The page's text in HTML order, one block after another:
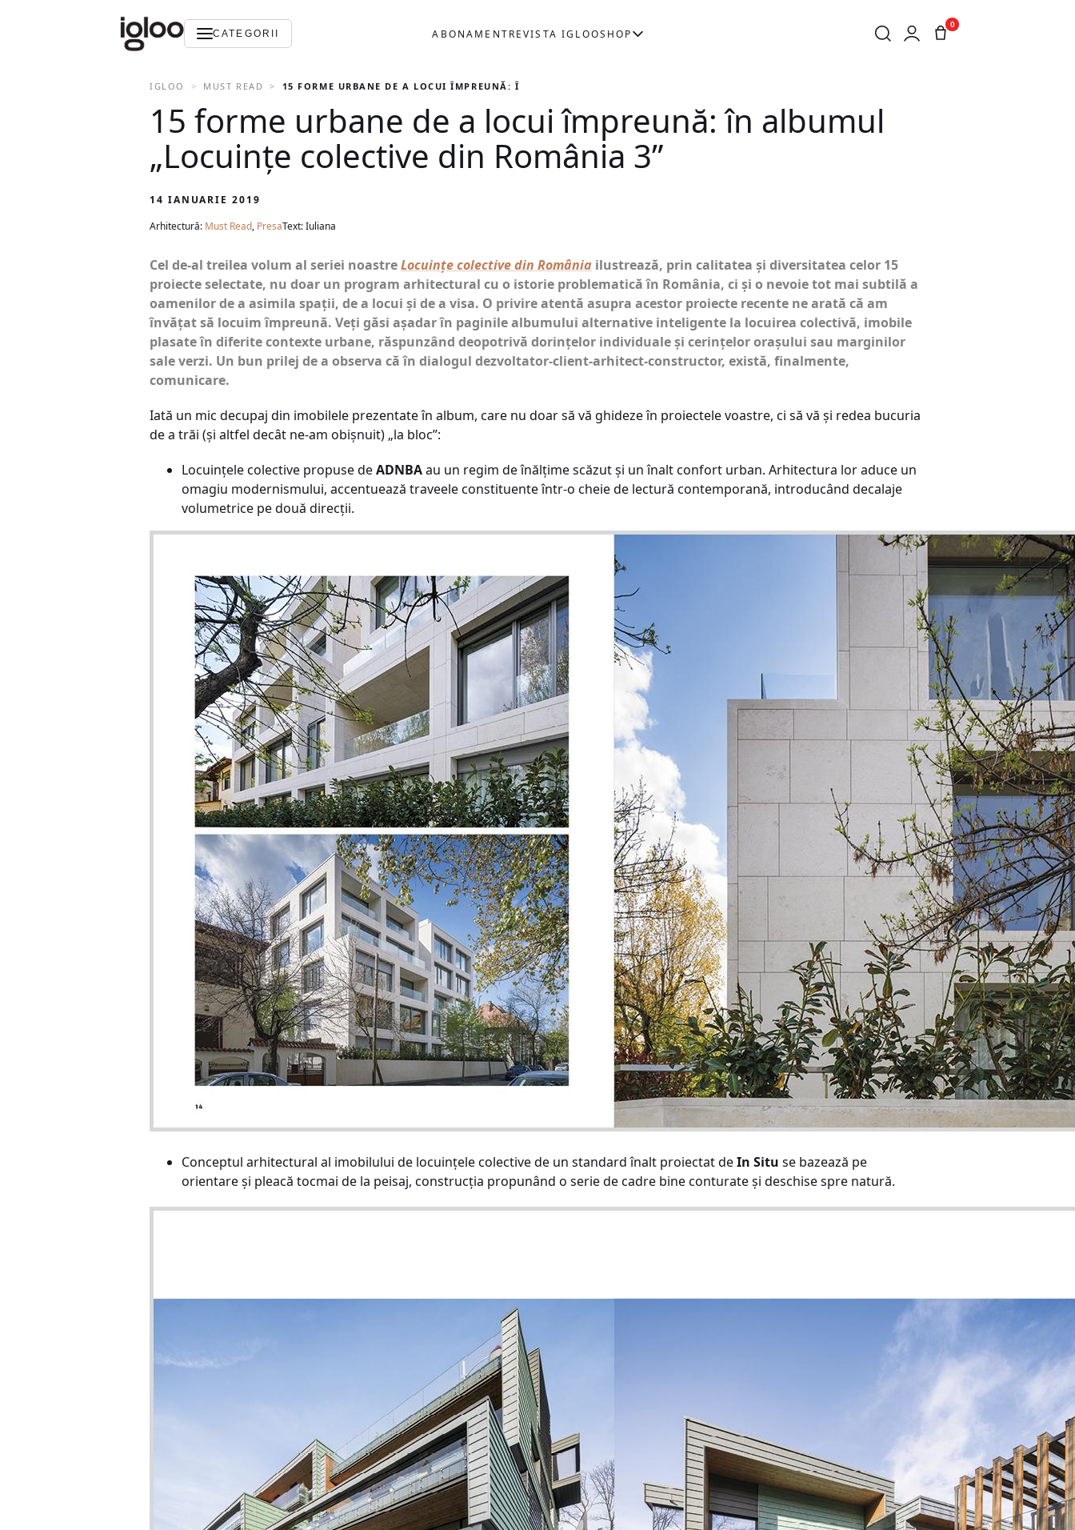
CATEGORII ABONAMENTREVISTA IGLOOSHOP
0
IGLOO MUST READ 15 FORME URBANE DE A LOCUI ÎMPREUNĂ: ÎN ALBUMUL „LOCUINȚE COLECTIVE DIN ROMÂNIA 3”
15 forme urbane de a locui împreună: în albumul
„Locuințe colective din România 3”
14 IANUARIE 2019
Arhitectură: Must Read, PresaText: Iuliana
Cel de-al treilea volum al seriei noastreLocuințe colective din România ilustrează, prin calitatea și diversitatea celor 15
proiecte selectate, nu doar un program arhitectural cu o istorie problematică în România, ci și o nevoie tot mai subtilă a
oamenilor de a asimila spații, de a locui și de a visa. O privire atentă asupra acestor proiecte recente ne arată că am
învățat să locuim împreună. Veți găsi așadar în paginile albumului alternative inteligente la locuirea colectivă, imobile
plasate în diferite contexte urbane, răspunzând deopotrivă dorințelor individuale și cerințelor orașului sau marginilor
sale verzi. Un bun prilej de a observa că în dialogul dezvoltator-client-arhitect-constructor, există, finalmente,
comunicare.
Iată un mic decupaj din imobilele prezentate în album, care nu doar să vă ghideze în proiectele voastre, ci să vă și redea bucuria
de a trăi (și altfel decât ne-am obișnuit) „la bloc”:
Locuințele colective propuse deADNBAau un regim de înălțime scăzut și un înalt confort urban. Arhitectura lor aduce un
omagiu modernismului, accentuează traveele constituente într-o cheie de lectură contemporană, introducând decalaje
volumetrice pe două direcții.
Conceptul arhitectural al imobilului de locuințele colective de un standard înalt proiectat deIn Situ se bazează pe
orientare și pleacă tocmai de la peisaj, construcția propunând o serie de cadre bine conturate și deschise spre natură.